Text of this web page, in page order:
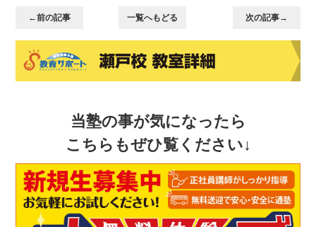
←前の記事 一覧へもどる 次の記事→
当塾の事が気になったら
こちらもぜひ覧ください↓